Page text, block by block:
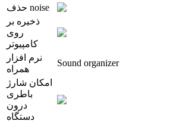
حذف noise
ذخیره بر
روی
کامپیوتر
نرم افزار
همراه
Sound organizer
امکان شارژ
باطری
درون
دستگاه